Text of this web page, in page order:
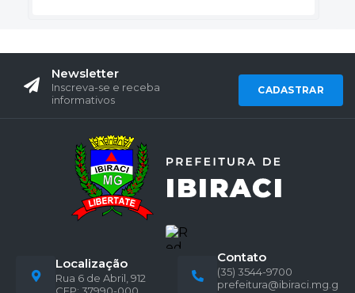
Newsletter
Inscreva-se e receba
informativos
CADASTRAR
Localização
Rua 6 de Abril, 912
Contato
(35) 3544-9700
prefeitura@ibiraci.mg.g